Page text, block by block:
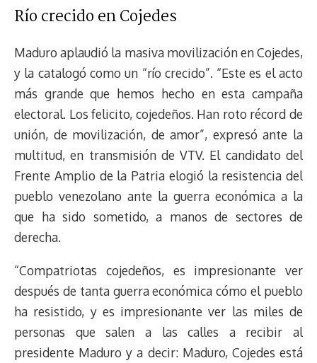
Río crecido en Cojedes
Maduro aplaudió la masiva movilización en Cojedes,
y la catalogó como un “río crecido”. “Este es el acto
más grande que hemos hecho en esta campaña
electoral. Los felicito, cojedeños. Han roto récord de
unión, de movilización, de amor”, expresó ante la
multitud, en transmisión de VTV. El candidato del
Frente Amplio de la Patria elogió la resistencia del
pueblo venezolano ante la guerra económica a la
que ha sido sometido, a manos de sectores de
derecha.
“Compatriotas cojedeños, es impresionante ver
después de tanta guerra económica cómo el pueblo
ha resistido, y es impresionante ver las miles de
personas que salen a las calles a recibir al
presidente Maduro y a decir: Maduro, Cojedes está